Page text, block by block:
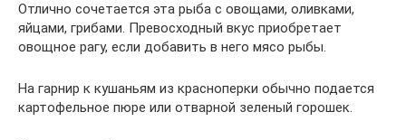
Отлично сочетается эта рыба с овощами, оливками,
яйцами, грибами. Превосходный вкус приобретает
овощное рагу, если добавить в него мясо рыбы.
На гарнир к кушаньям из красноперки обычно подается
картофельное пюре или отварной зеленый горошек.